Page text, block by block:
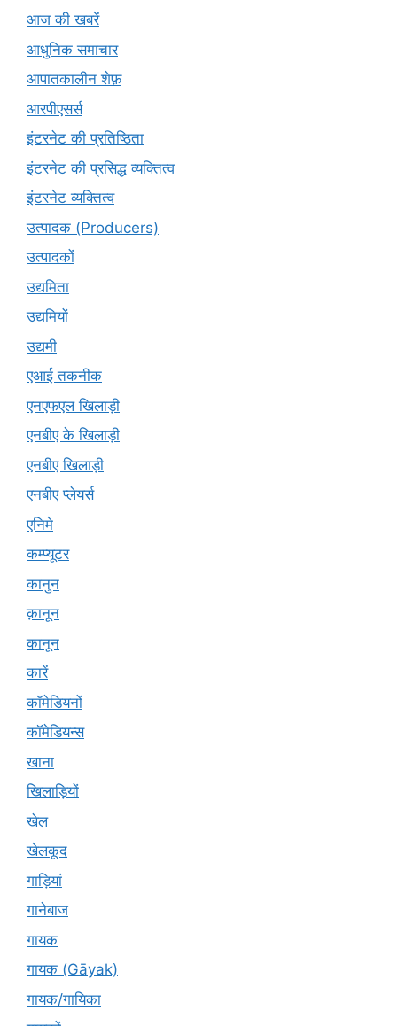
आज की खबरें
आधुनिक समाचार
आपातकालीन शेफ़
आरपीएसर्स
इंटरनेट की प्रतिष्ठिता
इंटरनेट की प्रसिद्ध व्यक्तित्व
इंटरनेट व्यक्तित्व
उत्पादक (Producers)
उत्पादकों
उद्यमिता
उद्यमियों
उद्यमी
एआई तकनीक
एनएफएल खिलाड़ी
एनबीए के खिलाड़ी
एनबीए खिलाड़ी
एनबीए प्लेयर्स
एनिमे
कम्प्यूटर
कानुन
क़ानून
कानून
कारें
कॉमेडियनों
कॉमेडियन्स
खाना
खिलाड़ियों
खेल
खेलकूद
गाड़ियां
गानेबाज
गायक
गायक (Gāyak)
गायक/गायिका